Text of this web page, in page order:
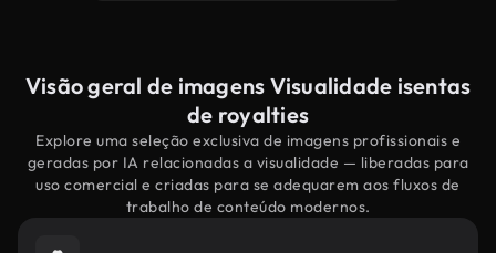
Visão geral de imagens Visualidade isentas
de royalties
Explore uma seleção exclusiva de imagens profissionais e
geradas por IA relacionadas a visualidade — liberadas para
uso comercial e criadas para se adequarem aos fluxos de
trabalho de conteúdo modernos.